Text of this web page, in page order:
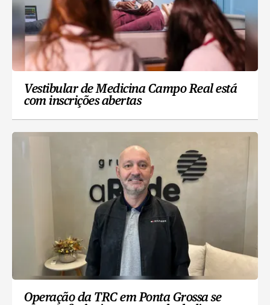
Vestibular de Medicina Campo Real está
com inscrições abertas
Operação da TRC em Ponta Grossa se